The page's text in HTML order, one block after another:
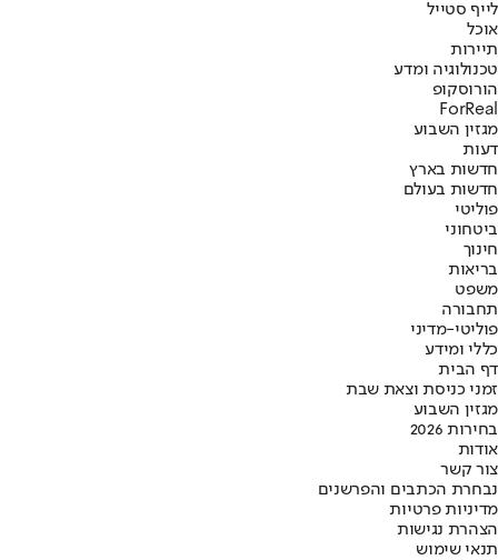
לייף סטייל
אוכל
תיירות
טכנולוגיה ומדע
הורוסקופ
ForReal
מגזין השבוע
דעות
חדשות בארץ
חדשות בעולם
פוליטי
ביטחוני
חינוך
בריאות
משפט
תחבורה
פוליטי-מדיני
כללי ומידע
דף הבית
זמני כניסת וצאת שבת
מגזין השבוע
בחירות 2026
אודות
צור קשר
נבחרת הכתבים והפרשנים
מדיניות פרטיות
הצהרת נגישות
תנאי שימוש